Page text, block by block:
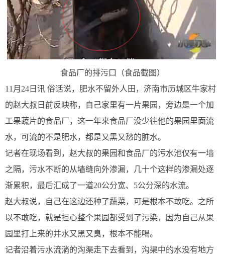
食品厂的排污口（食品截图）
11月24日讯 俗话说，肥水不留外人田，济南市历城区牛家村
的赵大叔日前反映称，自己家里有一片果园，旁边是一个加
工果蔬片的食品厂，这一年来食品厂没少往他的果园里面流
水，可流的不是肥水，都是又黑又愁的脏水。
记者在现场看到，赵大叔的果园和食品厂的污水池仅有一墙
之隔，污水不断的从墙缝向外渗漏，几十个这样的渗漏处逐
渐累积，最后汇成了一道20公分宽、5公分深的水流。
赵大叔说，自己在这边还种了蔬菜，可是根本不敢吃。之所
以不敢吃，就是担心整个果园都受到了污染，因为自己从果
园里打上来的井水又黑又臭，根本不能喝。
记者沿着污水流淌的沟渠走下去看到，沟渠中的水没有地方